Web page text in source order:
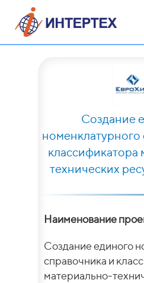
Создание
номенклатурного
классификатора
технических
Наименование
Создание единого
справочника и
материально-